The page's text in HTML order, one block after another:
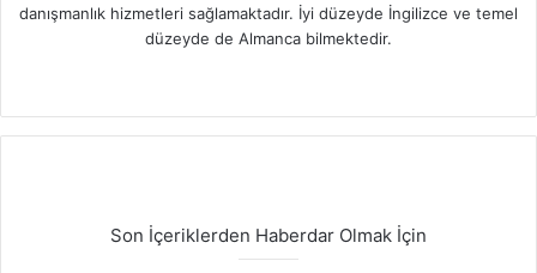
danışmanlık hizmetleri sağlamaktadır. İyi düzeyde İngilizce ve temel
düzeyde de Almanca bilmektedir.
Son İçeriklerden Haberdar Olmak İçin